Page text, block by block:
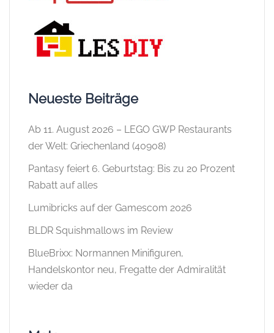
Neueste Beiträge
Ab 11. August 2026 – LEGO GWP Restaurants
der Welt: Griechenland (40908)
Pantasy feiert 6. Geburtstag: Bis zu 20 Prozent
Rabatt auf alles
Lumibricks auf der Gamescom 2026
BLDR Squishmallows im Review
BlueBrixx: Normannen Minifiguren,
Handelskontor neu, Fregatte der Admiralität
wieder da